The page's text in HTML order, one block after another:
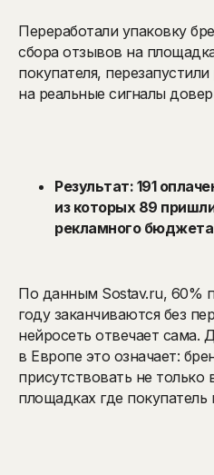
Переработали упаковку
сбора отзывов на
покупателя,
на реальные сигналы
Результат: 191
из которых 89
рекламного
По данным Sostav.ru, 60%
году заканчиваются без
нейросеть отвечает сама.
в Европе это означает:
присутствовать не только
площадках где покупатель